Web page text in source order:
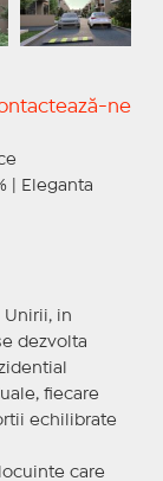
ne
| Eleganta
Unirii, in
dezvolta
fiecare
echilibrate
care